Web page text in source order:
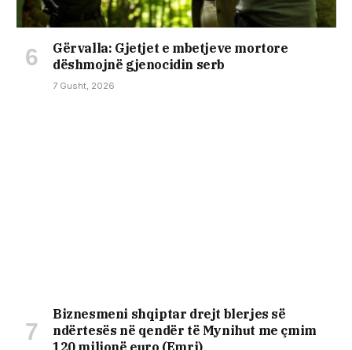
Gërvalla: Gjetjet e mbetjeve mortore
dëshmojnë gjenocidin serb
7 Gusht, 2026
Biznesmeni shqiptar drejt blerjes së
ndërtesës në qendër të Mynihut me çmim